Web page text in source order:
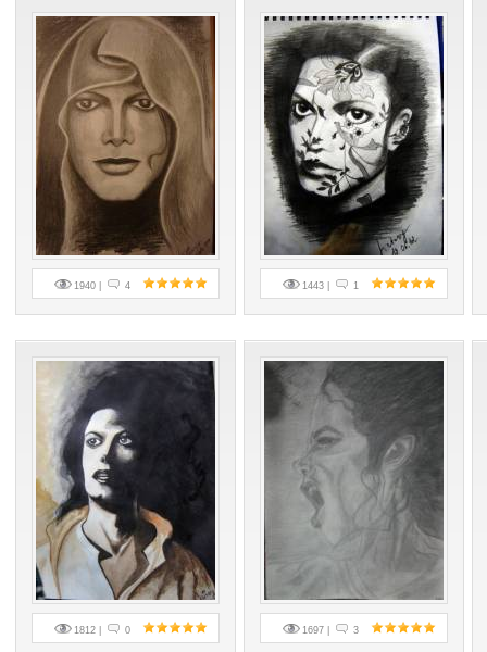
1940 | 4 1443 | 1
1812 | 0 1697 | 3